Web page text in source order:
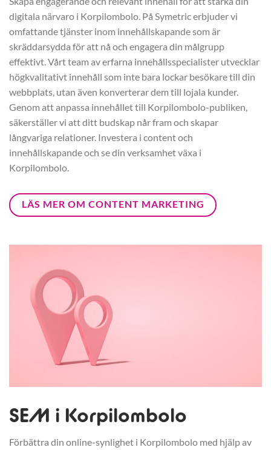
digitala närvaro i Korpilombolo. På Symetric erbjuder vi
omfattande tjänster inom innehållskapande som är
skräddarsydda för att nå och engagera din målgrupp
effektivt. Vårt team av erfarna innehållsspecialister utvecklar
högkvalitativt innehåll som inte bara lockar besökare till din
webbplats, utan även konverterar dem till lojala kunder.
Genom att anpassa innehållet till Korpilombolo-publiken,
säkerställer vi att ditt budskap når fram och skapar
långvariga relationer. Investera i content och
innehållskapande och se din verksamhet växa i
Korpilombolo.
LÄS MER OM CONTENT MARKETING
SEM i Korpilombolo
Förbättra din online-synlighet i Korpilombolo med hjälp av